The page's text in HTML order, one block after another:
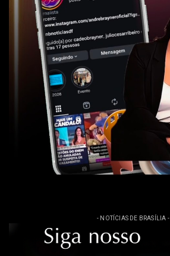
- NOTÍCIAS DE BRASÍLIA -